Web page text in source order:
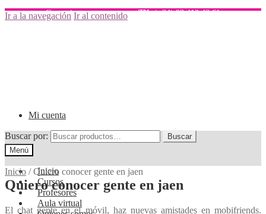
Comunicate con nosotros Tlf:(+34) 93 412 43 61
Ir a la navegación Ir al contenido
Mi cuenta
Buscar por:
Buscar
Menú
Inicio
Cursos
Profesores
Aula virtual
Inicio /Quiero conocer gente en jaen
Quiero conocer gente en jaen
El chat gente en el móvil, haz nuevas amistades en mobifriends.